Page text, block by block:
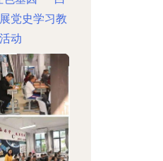
党史学习教
动
17:22:38